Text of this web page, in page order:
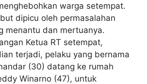
warga setempat.
dipicu oleh permasalahan
menantu dan mertuanya.
Ketua RT setempat,
terjadi, pelaku yang bernama
(30) datang ke rumah
Winarno (47), untuk